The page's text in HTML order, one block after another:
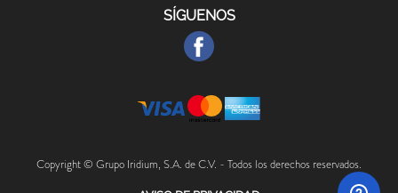
SÍGUENOS
Copyright © Grupo Iridium, S.A. de C.V. - Todos los derechos reservados.